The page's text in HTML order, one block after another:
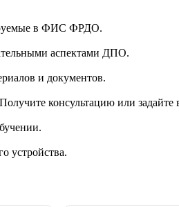
в ФИС ФРДО.
аспектами ДПО.
и документов.
консультацию или задайте
устройства.